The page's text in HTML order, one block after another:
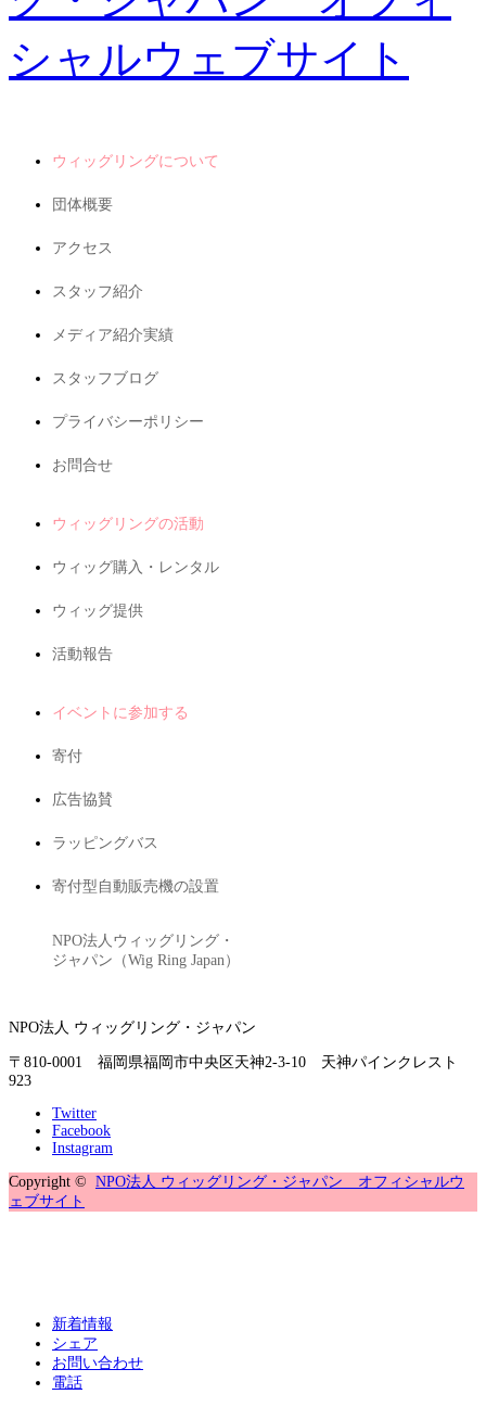
ウィッグリングについて
団体概要
アクセス
スタッフ紹介
メディア紹介実績
スタッフブログ
プライバシーポリシー
お問合せ
ウィッグリングの活動
ウィッグ購入・レンタル
ウィッグ提供
活動報告
イベントに参加する
寄付
広告協賛
ラッピングバス
寄付型自動販売機の設置
NPO法人ウィッグリング・
ジャパン（Wig Ring Japan）
NPO法人 ウィッグリング・ジャパン
〒810-0001 福岡県福岡市中央区天神2-3-10 天神パインクレスト
923
Twitter
Facebook
Instagram
Copyright © NPO法人 ウィッグリング・ジャパン オフィシャルウ
ェブサイト
新着情報
シェア
お問い合わせ
電話